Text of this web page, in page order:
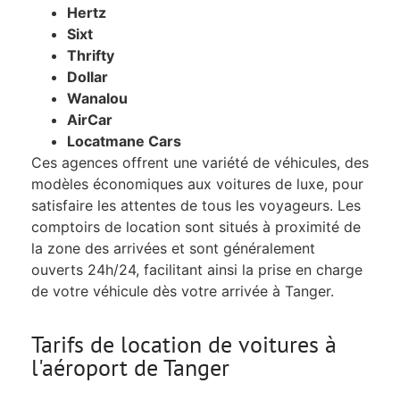
Hertz
Sixt
Thrifty
Dollar
Wanalou
AirCar
Locatmane Cars
Ces agences offrent une variété de véhicules, des
modèles économiques aux voitures de luxe, pour
satisfaire les attentes de tous les voyageurs. Les
comptoirs de location sont situés à proximité de
la zone des arrivées et sont généralement
ouverts 24h/24, facilitant ainsi la prise en charge
de votre véhicule dès votre arrivée à Tanger.
Tarifs de location de voitures à
l'aéroport de Tanger